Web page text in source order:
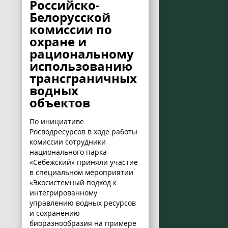
Российско-
Белорусской
комиссии по
охране и
рациональному
использованию
трансграничных
водных
объектов
По инициативе
Росводресурсов в ходе работы
комиссии сотрудники
национального парка
«Себежский» приняли участие
в специальном мероприятии
«Экосистемный подход к
интегрированному
управлению водных ресурсов
и сохранению
биоразнообразия на примере